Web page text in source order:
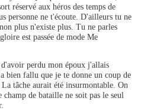
réservé aux héros des temps de
personne ne t'écoute. D'ailleurs tu ne
plus n'existe plus. Tu ne parles
est passée de mode Me
perdu mon époux j'allais
bien fallu que je te donne un coup de
tâche aurait été insurmontable. On
champ de bataille ne soit pas le seul